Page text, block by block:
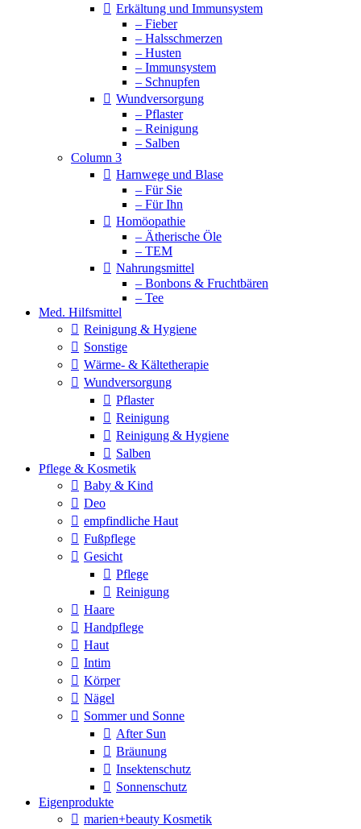
Erkältung und Immunsystem
– Fieber
– Halsschmerzen
– Husten
– Immunsystem
– Schnupfen
Wundversorgung
– Pflaster
– Reinigung
– Salben
Column 3
Harnwege und Blase
– Für Sie
– Für Ihn
Homöopathie
– Ätherische Öle
– TEM
Nahrungsmittel
– Bonbons & Fruchtbären
– Tee
Med. Hilfsmittel
Reinigung & Hygiene
Sonstige
Wärme- & Kältetherapie
Wundversorgung
Pflaster
Reinigung
Reinigung & Hygiene
Salben
Pflege & Kosmetik
Baby & Kind
Deo
empfindliche Haut
Fußpflege
Gesicht
Pflege
Reinigung
Haare
Handpflege
Haut
Intim
Körper
Nägel
Sommer und Sonne
After Sun
Bräunung
Insektenschutz
Sonnenschutz
Eigenprodukte
marien+beauty Kosmetik